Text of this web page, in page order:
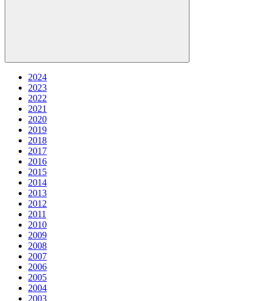
2024
2023
2022
2021
2020
2019
2018
2017
2016
2015
2014
2013
2012
2011
2010
2009
2008
2007
2006
2005
2004
2003